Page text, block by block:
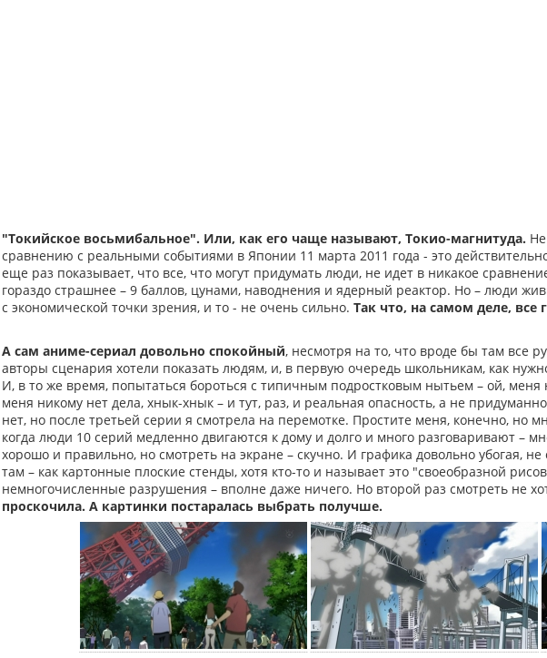
"Токийское восьмибальное". Или, как его чаще называют, Токио-магнитуда.
сравнению с реальными событиями в Японии 11 марта 2011 года - это
еще раз показывает, что все, что могут придумать люди, не идет в никакое
гораздо страшнее – 9 баллов, цунами, наводнения и ядерный реактор. Но – люди
с экономической точки зрения, и то - не очень сильно. Так что, на самом деле,
А сам аниме-сериал довольно спокойный, несмотря на то, что вроде бы там все
авторы сценария хотели показать людям, и, в первую очередь школьникам, как
И, в то же время, попытаться бороться с типичным подростковым нытьем – ой, меня
меня никому нет дела, хнык-хнык – и тут, раз, и реальная опасность, а не
нет, но после третьей серии я смотрела на перемотке. Простите меня, конечно, но
когда люди 10 серий медленно двигаются к дому и долго и много разговаривают –
хорошо и правильно, но смотреть на экране – скучно. И графика довольно убогая,
там – как картонные плоские стенды, хотя кто-то и называет это "своеобразной
немногочисленные разрушения – вполне даже ничего. Но второй раз смотреть не
проскочила. А картинки постаралась выбрать получше.